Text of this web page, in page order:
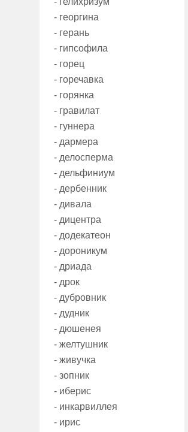
- георгина
- герань
- гипсофила
- горец
- горечавка
- горянка
- гравилат
- гуннера
- дармера
- делосперма
- дельфиниум
- дербенник
- дивала
- дицентра
- додекатеон
- дороникум
- дриада
- дрок
- дубровник
- дудник
- дюшенея
- желтушник
- живучка
- зопник
- иберис
- инкарвиллея
- ирис